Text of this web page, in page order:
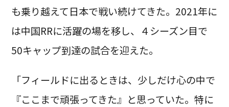
も乗り越えて日本で戦い続けてきた。2021年に
は中国RRに活躍の場を移し、４シーズン目で
50キャップ到達の試合を迎えた。
「フィールドに出るときは、少しだけ心の中で
『ここまで頑張ってきた』と思っていた。特に